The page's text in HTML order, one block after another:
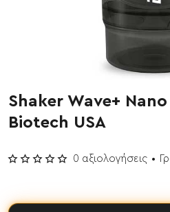
Shaker Wave+
Biotech USA
0 αξιολογήσεις •